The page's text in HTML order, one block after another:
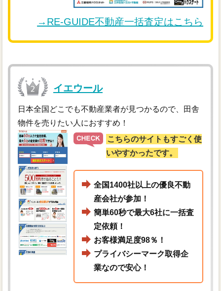
→RE-GUIDE不動産一括査定はこちら
イエウール
日本全国どこでも不動産業者が見つかるので、田舎
物件を売りたい人におすすめ！
こちらのサイトもすごく使
いやすかったです。
全国1400社以上の優良不動
産会社が参加！
簡単60秒で最大6社に一括査
定依頼！
お客様満足度98％！
プライバシーマーク取得企
業なので安心！